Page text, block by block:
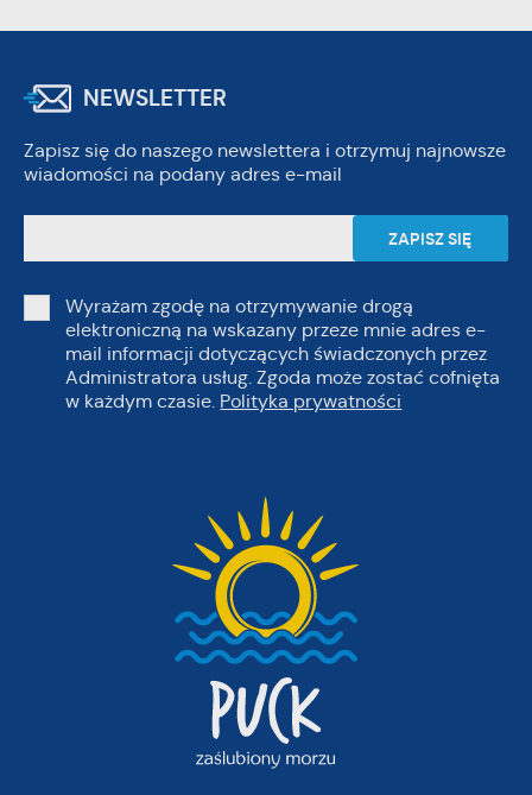
NEWSLETTER
Zapisz się do naszego newslettera i otrzymuj najnowsze
wiadomości na podany adres e-mail
Wyrażam zgodę na otrzymywanie drogą
elektroniczną na wskazany przeze mnie adres e-
mail informacji dotyczących świadczonych przez
Administratora usług. Zgoda może zostać cofnięta
w każdym czasie. Polityka prywatności